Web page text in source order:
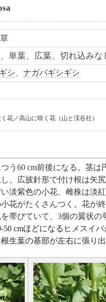
単葉、広葉、切れ込みな
シ ナガバギシギシ
花／高山に咲く花（山と渓谷社）
つう60 cm前後になる。茎
、広披針形で付け根は矢
淡紫色の小花、雌株は淡
花がたくさんつく。花が
帯びていて、3個の翼状の
cmほどになる ヒメスイ
生葉の基部が左右に張り